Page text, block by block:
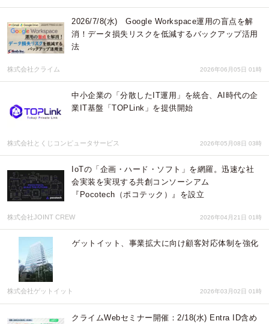
2026/7/8(水) Google Workspace運用の盲点を解
消！データ損失リスクを低減するバックアップ活用
法
株式会社クライム 2026年06月05日 01時
中小企業の「分散したIT運用」を統合、AI時代の企
業IT基盤「TOPLink」を提供開始
株式会社とくじコンピュータサービス 2026年05月08日 03時
IoTの「企画・ハード・ソフト」を網羅。迅速な社
会実装を実現する共創コンソーシアム
『Pocotech（ポコテック）』を設立
株式会社JOINT CREW 2026年04月21日 01時
ゲットイット、事業拡大に向け顧客対応体制を強化
株式会社ゲットイット 2026年03月02日 01時
クライムWebセミナー開催：2/18(水) Entra ID含め